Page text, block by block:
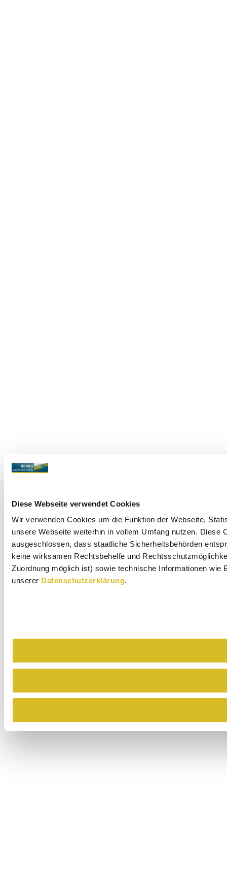
Diese Webseite verwendet Cookies
Wir verwenden Cookies um die Funktion der Webseite,
unsere Webseite weiterhin in vollem Umfang nutzen.
ausgeschlossen, dass staatliche Sicherheitsbehörden
keine wirksamen Rechtsbehelfe und
Zuordnung möglich ist) sowie technische Informationen wie
unserer Datenschutzerklärung.